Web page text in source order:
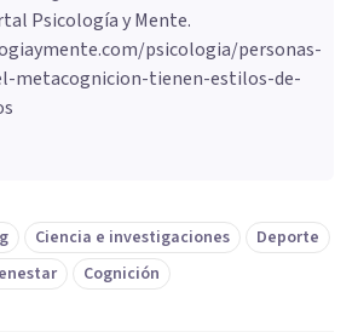
Psicología y Mente.
psicologia/personas-
metacognicion-tienen-estilos-de-
Ciencia e investigaciones
Deporte
Cognición